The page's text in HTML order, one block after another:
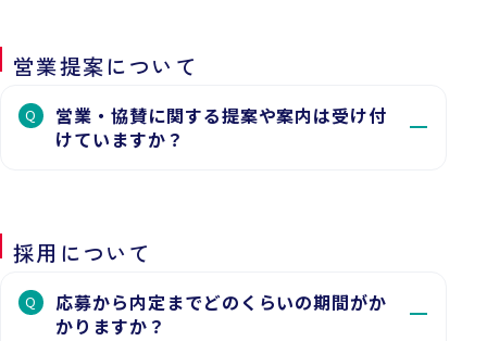
営業提案について
Q
営業・協賛に関する提案や案内は受け付
けていますか？
採用について
Q
応募から内定までどのくらいの期間がか
かりますか？